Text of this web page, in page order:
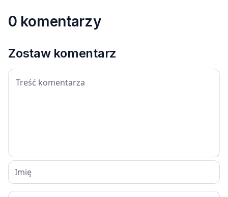
0 komentarzy
Zostaw komentarz